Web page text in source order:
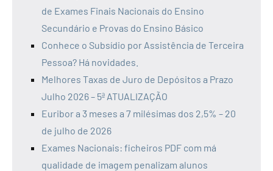
de Exames Finais Nacionais do Ensino
Secundário e Provas do Ensino Básico
Conhece o Subsídio por Assistência de Terceira
Pessoa? Há novidades.
Melhores Taxas de Juro de Depósitos a Prazo
Julho 2026 – 5ª ATUALIZAÇÃO
Euribor a 3 meses a 7 milésimas dos 2,5% – 20
de julho de 2026
Exames Nacionais: ficheiros PDF com má
qualidade de imagem penalizam alunos